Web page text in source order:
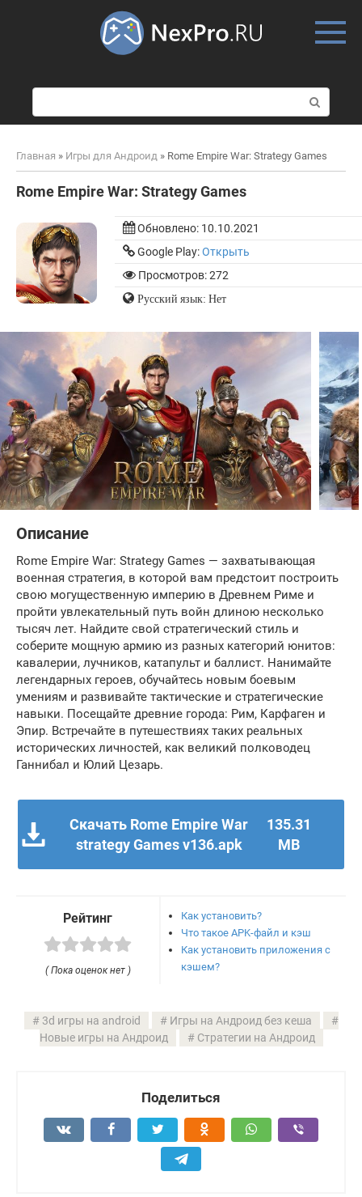
о
и
к
Главная » Игры для Андроид » Rome Empire War: Strategy Games
Rome Empire War: Strategy Games
Обновлено: 10.10.2021
Google Play:Открыть
Просмотров: 272
Русский язык: Нет
Описание
Rome Empire War: Strategy Games — захватывающая
военная стратегия, в которой вам предстоит построить
свою могущественную империю в Древнем Риме и
пройти увлекательный путь войн длиною несколько
тысяч лет. Найдите свой стратегический стиль и
соберите мощную армию из разных категорий юнитов:
кавалерии, лучников, катапульт и баллист. Нанимайте
легендарных героев, обучайтесь новым боевым
умениям и развивайте тактические и стратегические
навыки. Посещайте древние города: Рим, Карфаген и
Эпир. Встречайте в путешествиях таких реальных
исторических личностей, как великий полководец
Ганнибал и Юлий Цезарь.
Скачать Rome Empire War
strategy Games v136.apk
135.31
MB
Рейтинг
( Пока оценок нет )
Как установить?
Что такое APK-файл и кэш
Как установить приложения с
кэшем?
3d игры на android
Игры на Андроид без кеша
Новые игры на Андроид
Стратегии на Андроид
Поделиться